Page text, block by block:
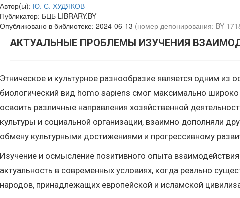
Автор(ы): Ю. С. ХУДЯКОВ
Публикатор: БЦБ LIBRARY.BY
Опубликовано в библиотеке: 2024-06-13 (номер депонирования: BY-
АКТУАЛЬНЫЕ ПРОБЛЕМЫ ИЗУЧЕНИЯ
Этническое и культурное разнообразие является одним
биологический вид homo sapiens смог максимально
освоить различные направления хозяйственной
культуры и социальной организации, взаимно дополняли
обмену культурными достижениями и прогрессивному
Изучение и осмысление позитивного опыта
актуальность в современных условиях, когда реально
народов, принадлежащих европейской и исламской